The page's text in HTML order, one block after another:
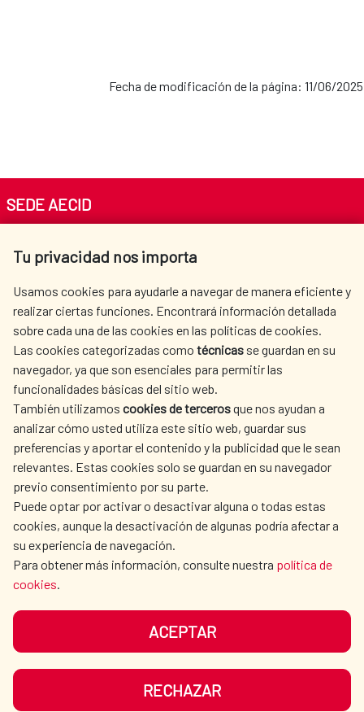
Fecha de modificación de la página: 11/06/2025
Tu privacidad nos importa
Usamos cookies para ayudarle a navegar de manera eficiente y
realizar ciertas funciones. Encontrará información detallada
sobre cada una de las cookies en las políticas de cookies.
Las cookies categorizadas como técnicas se guardan en su
navegador, ya que son esenciales para permitir las
funcionalidades básicas del sitio web.
También utilizamos cookies de tercerosque nos ayudan a
analizar cómo usted utiliza este sitio web, guardar sus
preferencias y aportar el contenido y la publicidad que le sean
relevantes. Estas cookies solo se guardan en su navegador
previo consentimiento por su parte.
Puede optar por activar o desactivar alguna o todas estas
cookies, aunque la desactivación de algunas podría afectar a
su experiencia de navegación.
Para obtener más información, consulte nuestra política de
cookies.
ACEPTAR
RECHAZAR
SEDE AECID
Tel. +34 900 20 30 54​​​​​​​
AECID
WHERE DO WE COOPERATE?
SPANISH HUMANITARIAN
ACTION
PRESS ROOM
CULTURE AND SCIENCE LIBRARY
OUR SOCIAL MEDIA
DATA PROTECTION
COOKIE POLICY
BROWSING GUIDE
SITEMAP